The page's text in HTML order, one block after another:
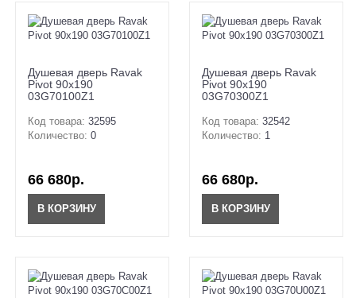
Душевая дверь Ravak
Pivot 90x190
03G70100Z1
Код товара: 32595
Количество: 0
66 680р.
В КОРЗИНУ
Душевая дверь Ravak
Pivot 90x190
03G70300Z1
Код товара: 32542
Количество: 1
66 680р.
В КОРЗИНУ